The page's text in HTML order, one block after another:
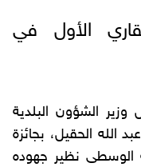
الأول في
الشؤون البلدية
الله الحقيل، بجائزة
الوسطى نظير جهوده